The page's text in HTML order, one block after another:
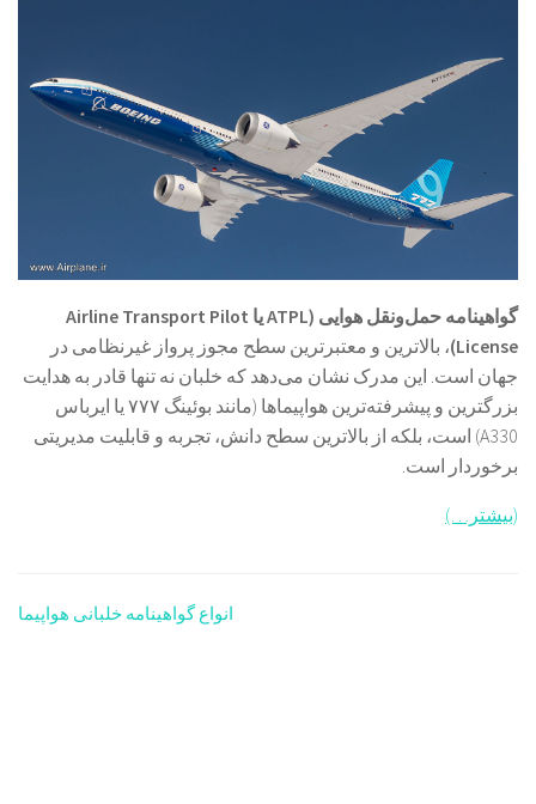
گواهینامه حمل‌ونقل هوایی (ATPL یا Airline Transport Pilot
License) ، بالاترین و معتبرترین سطح مجوز پرواز غیرنظامی در
جهان است. این مدرک نشان می‌دهد که خلبان نه تنها قادر به هدایت
بزرگترین و پیشرفته‌ترین هواپیماها (مانند بوئینگ ۷۷۷ یا ایرباس
A330) است، بلکه از بالاترین سطح دانش، تجربه و قابلیت مدیریتی
برخوردار است.
(بیشتر…)
انواع گواهینامه خلبانی هواپیما